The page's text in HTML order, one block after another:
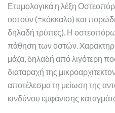
Ετυμολογικά η λέξη
οστούν (=κόκκαλο) και
δηλαδή τρύπες). Η
πάθηση των οστών.
μάζα, δηλαδή από λιγότερη
διαταραχή της
αποτέλεσμα τη μείωση της
κινδύνου εμφάνισης